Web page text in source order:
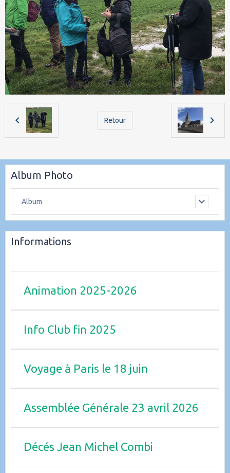
Retour
Album Photo
Album
Informations
Animation 2025-2026
Info Club fin 2025
Voyage à Paris le 18 juin
Assemblée Générale 23 avril 2026
Décés Jean Michel Combi